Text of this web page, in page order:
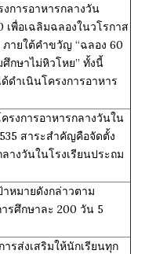
การอาหารกลางวัน
เพื่อเฉลิมฉลองในวโรกาส
ายใต้คำขวัญ “ฉลอง 60
กษาไม่หิวโหย” ทั้งนี้
ดำเนินโครงการอาหาร
รงการอาหารกลางวันใน
สาระสำคัญคือจัดตั้ง
างวันในโรงเรียนประถม
าหมายดังกล่าวตาม
รศึกษาละ 200 วัน 5
รส่งเสริมให้นักเรียนทุก